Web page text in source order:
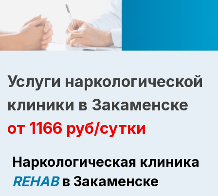
Услуги наркологической
клиники в Закаменске
от 1166 руб/сутки
Наркологическая клиника
REHABв Закаменске